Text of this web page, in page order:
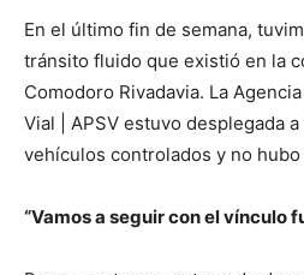
En el último fin de semana,
tránsito fluido que existió en la
Comodoro Rivadavia. La
Vial | APSV estuvo desplegada
vehículos controlados y no hubo
“Vamos a seguir con el vínculo